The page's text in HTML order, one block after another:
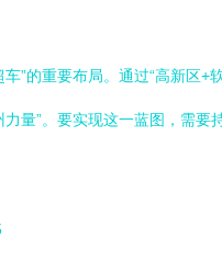
”的重要布局。通过“高新区+
量”。要实现这一蓝图，需